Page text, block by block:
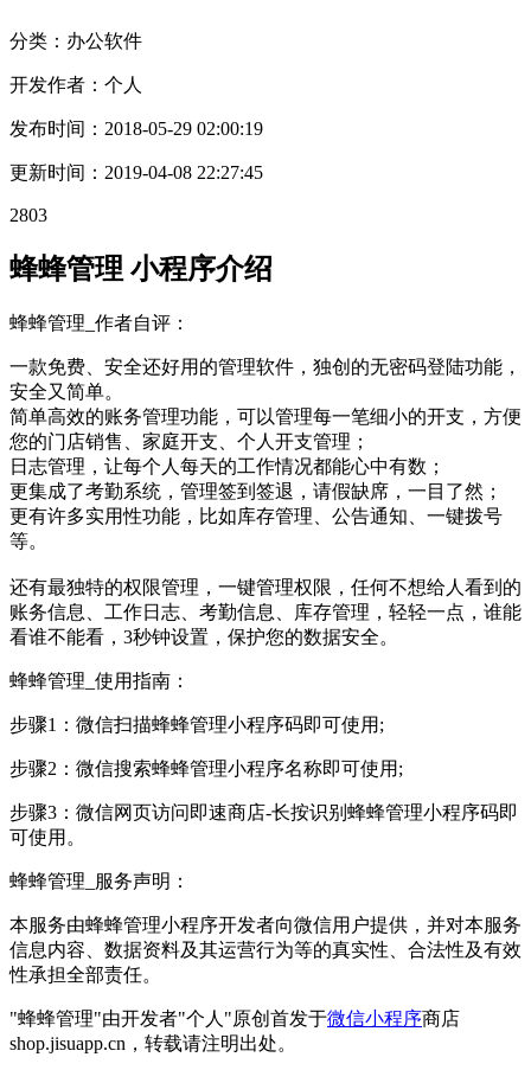
分类：办公软件
开发作者： 个人
发布时间： 2018-05-29 02:00:19
更新时间： 2019-04-08 22:27:45
2803
蜂蜂管理 小程序介绍
蜂蜂管理_作者自评：
一款免费、安全还好用的管理软件，独创的无密码登陆功能，
安全又简单。
简单高效的账务管理功能，可以管理每一笔细小的开支，方便
您的门店销售、家庭开支、个人开支管理；
日志管理，让每个人每天的工作情况都能心中有数；
更集成了考勤系统，管理签到签退，请假缺席，一目了然；
更有许多实用性功能，比如库存管理、公告通知、一键拨号
等。
还有最独特的权限管理，一键管理权限，任何不想给人看到的
账务信息、工作日志、考勤信息、库存管理，轻轻一点，谁能
看谁不能看，3秒钟设置，保护您的数据安全。
蜂蜂管理_使用指南：
步骤1：微信扫描蜂蜂管理小程序码即可使用;
步骤2：微信搜索蜂蜂管理小程序名称即可使用;
步骤3：微信网页访问即速商店-长按识别蜂蜂管理小程序码即
可使用。
蜂蜂管理_服务声明：
本服务由蜂蜂管理小程序开发者向微信用户提供，并对本服务
信息内容、数据资料及其运营行为等的真实性、合法性及有效
性承担全部责任。
"蜂蜂管理"由开发者"个人"原创首发于微信小程序商店
shop.jisuapp.cn，转载请注明出处。